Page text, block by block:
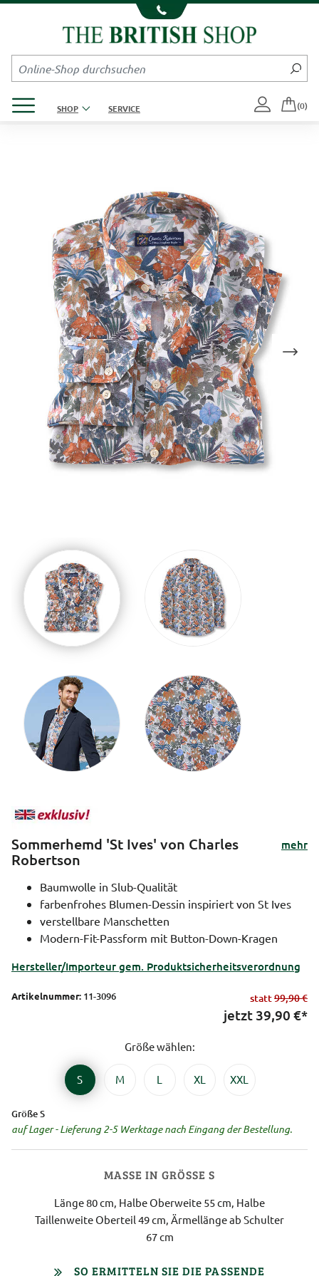
Kompletten Head der Seite überspringen
SHOP SERVICE (0)
Sommerhemd 'St Ives' von Charles
Robertson
mehr
Baumwolle in Slub-Qualität
farbenfrohes Blumen-Dessin inspiriert von St Ives
verstellbare Manschetten
Modern-Fit-Passform mit Button-Down-Kragen
Hersteller/Importeur gem. Produktsicherheitsverordnung
Artikelnummer: 11-3096 statt99,90 €
jetzt 39,90 €*
Größe wählen:
S M L XL XXL
Größe S
auf Lager - Lieferung 2-5 Werktage nach Eingang der Bestellung.
MASSE IN GRÖSSE S
Länge 80 cm, Halbe Oberweite 55 cm, Halbe
Taillenweite Oberteil 49 cm, Ärmellänge ab Schulter
67 cm
SO ERMITTELN SIE DIE PASSENDE